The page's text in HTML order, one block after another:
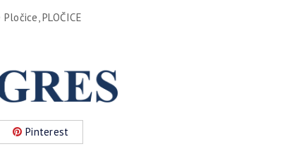
Pločice,PLOČICE
Pinterest